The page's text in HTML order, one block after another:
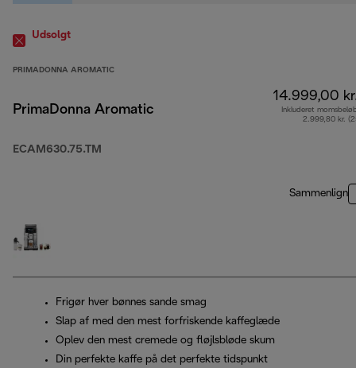
Udsolgt
PRIMADONNA AROMATIC
PrimaDonna Aromatic
ECAM630.75.TM
14.999,00
Inkluderet
2.999,80 kr.
Sammenlign
Frigør hver bønnes sande smag
Slap af med den mest forfriskende kaffeglæde
Oplev den mest cremede og fløjlsbløde skum
Din perfekte kaffe på det perfekte tidspunkt